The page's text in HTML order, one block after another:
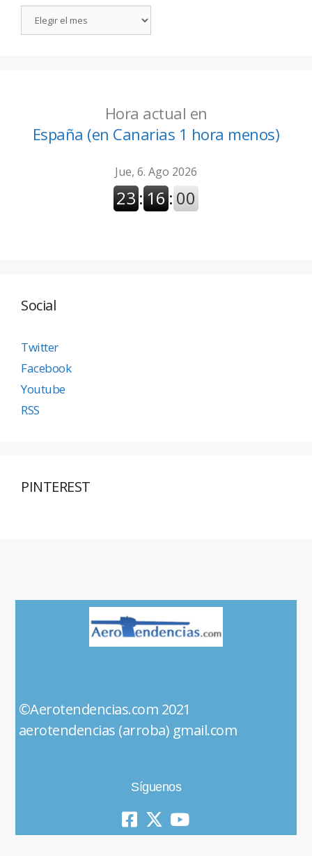
Hora actual en
España (en Canarias 1 hora menos)
Social
Twitter
Facebook
Youtube
RSS
PINTEREST
©Aerotendencias.com 2021
aerotendencias (arroba) gmail.com
Síguenos